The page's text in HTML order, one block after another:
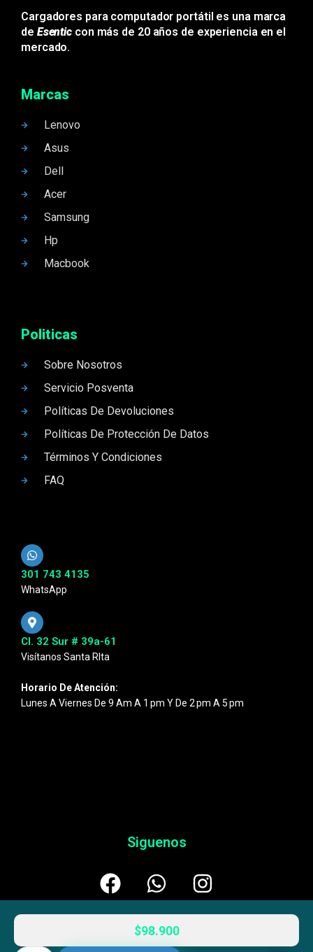
$98.900
Cargadores para computador portátil es una marca
de Esentic con más de 20 años de experiencia en el
mercado.
Marcas
Lenovo
Asus
Dell
Acer
Samsung
Hp
Macbook
Politicas
Sobre Nosotros
Servicio Posventa
Políticas De Devoluciones
Políticas De Protección De Datos
Términos Y Condiciones
FAQ
301 743 4135
WhatsApp
Cl. 32 Sur # 39a-61
Visítanos Santa RIta
Horario De Atención:
Lunes A Viernes De 9 Am A 1 Pm Y De 2 Pm A 5 Pm
Siguenos